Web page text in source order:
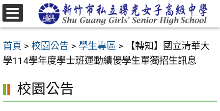
跳
至
要
內
區
首頁 > 校園公告 > 學生專區 >
【轉知】國立清華大
學114學年度學士班運動績優學生單獨招生訊息
校園公告
選
單